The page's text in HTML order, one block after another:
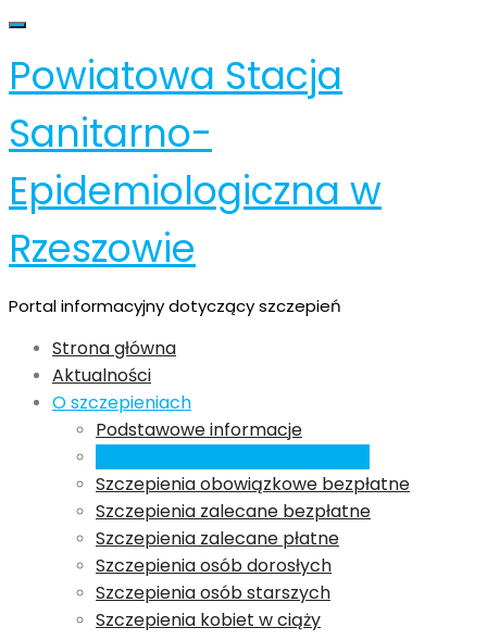
Skip
content
Toggle navigation
Powiatowa Stacja
Sanitarno-
Epidemiologiczna w
Rzeszowie
Portal informacyjny dotyczący szczepień
Strona główna
Aktualności
O szczepieniach
Podstawowe informacje
Szczepienia obowiązkowe bezpłatne
Szczepienia zalecane bezpłatne
Szczepienia zalecane płatne
Szczepienia osób dorosłych
Szczepienia osób starszych
Szczepienia kobiet w ciąży